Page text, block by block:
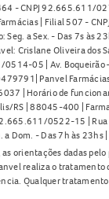
- CNPJ 92.665.611/
| Filial 507 -
a Sex. - Das 7s às
Crislane Oliveira dos
0514-05 | Av.
Panvel
| Horário de
RS | 88045-400 |
0522-15 |
a Dom. - Das 7h às
orientações dadas
realiza o tratamento
Qualquer tratamento